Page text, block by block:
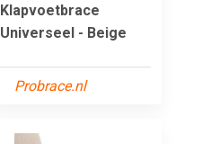
Klapvoetbrace
Universeel - Beige
Probrace.nl